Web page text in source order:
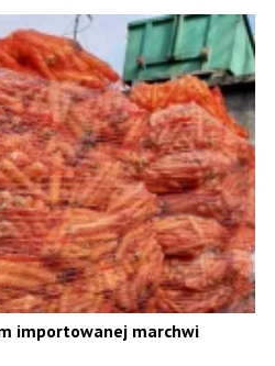
importowanej marchwi